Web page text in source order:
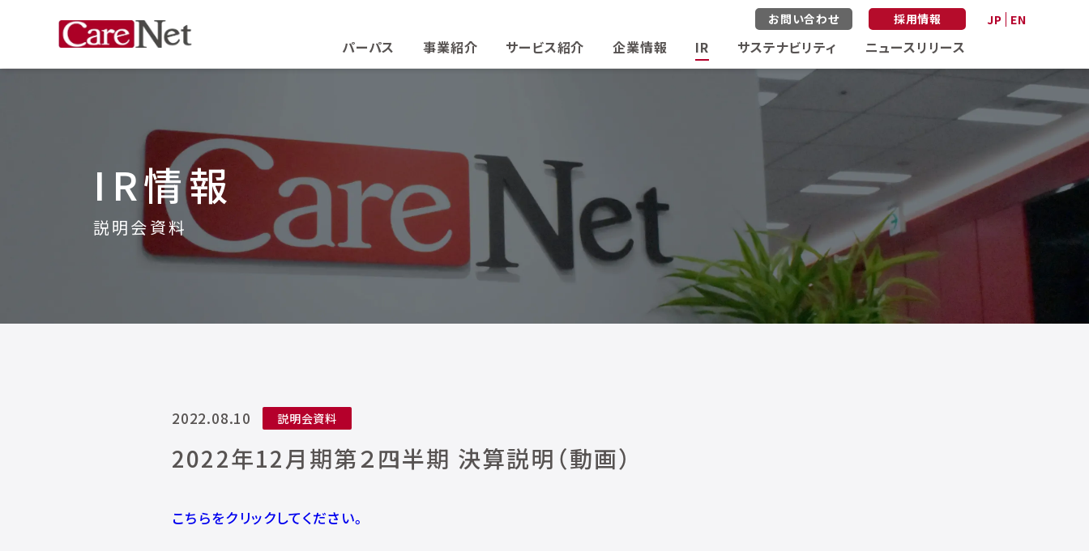
お問い合わせ 採用情報 JP EN
パーパス 事業紹介 サービス紹介 企業情報 IR サステナビリティ ニュースリリース
IR情報
説明会資料
2022.08.10 説明会資料
2022年12月期第２四半期 決算説明（動画）
こちらをクリックしてください。